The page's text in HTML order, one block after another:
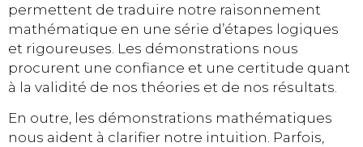
permettent de traduire notre raisonnement
mathématique en une série d’étapes logiques
et rigoureuses. Les démonstrations nous
procurent une confiance et une certitude quant
à la validité de nos théories et de nos résultats.
En outre, les démonstrations mathématiques
nous aident à clarifier notre intuition. Parfois,